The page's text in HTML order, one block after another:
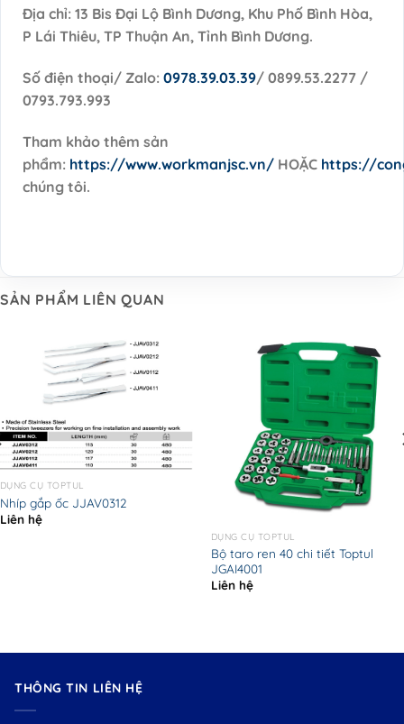
Địa chỉ: 13 Bis Đại Lộ Bình Dương, Khu Phố Bình Hòa,
P Lái Thiêu, TP Thuận An, Tỉnh Bình Dương.
Số điện thoại/ Zalo: 0978.39.03.39/ 0899.53.2277 /
0793.793.993
Tham khảo thêm sản
phẩm: https://www.workmanjsc.vn/ HOẶC https://
chúng tôi.
SẢN PHẨM LIÊN QUAN
DỤNG CỤ TOPTUL
Nhíp gắp ốc JJAV0312
Liên hệ
DỤNG CỤ TOPTUL
Bộ taro ren 40 chi tiết Toptul
JGAI4001
Liên hệ
THÔNG TIN LIÊN HỆ